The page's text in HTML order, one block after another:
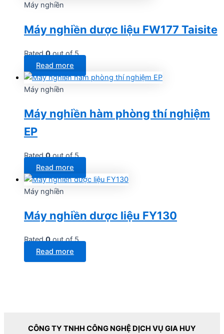
Máy nghiền
Máy nghiền dược liệu FW177 Taisite
Rated0out of 5
Read more
Máy nghiền
Máy nghiền hàm phòng thí nghiệm
EP
Rated0out of 5
Read more
Máy nghiền
Máy nghiền dược liệu FY130
Rated0out of 5
Read more
CÔNG TY TNHH CÔNG NGHỆ DỊCH VỤ GIA HUY